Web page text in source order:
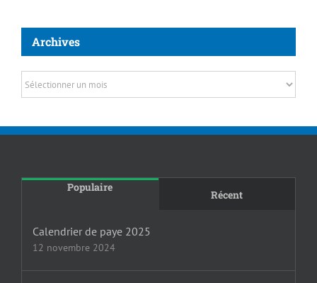
Archives
Archives
Populaire
Récent
Calendrier de paye 2025
12 novembre 2024